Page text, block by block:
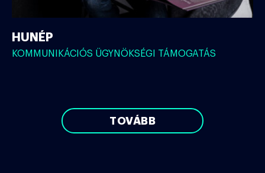
HUNÉP
KOMMUNIKÁCIÓS ÜGYNÖKSÉGI TÁMOGATÁS
TOVÁBB